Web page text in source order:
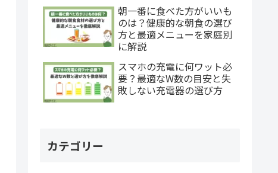
朝一番に食べた方がいいも
のは？健康的な朝食の選び
方と最適メニューを家庭別
に解説
スマホの充電に何ワット必
要？最適なW数の目安と失
敗しない充電器の選び方
カテゴリー